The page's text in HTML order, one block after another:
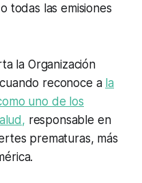
todas las emisiones
la Organización
reconoce a la
uno de los
responsable en
prematuras, más